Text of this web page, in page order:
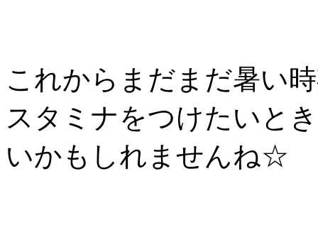
これからまだまだ暑い
スタミナをつけたいと
いかもしれませんね☆